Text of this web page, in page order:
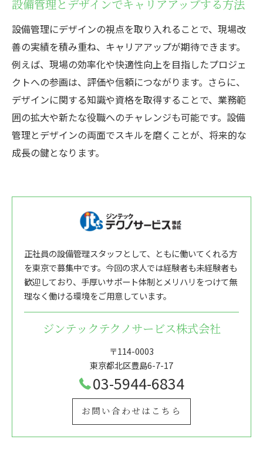
設備管理とデザインでキャリアアップする方法
設備管理にデザインの視点を取り入れることで、現場改
善の実績を積み重ね、キャリアアップが期待できます。
例えば、現場の効率化や快適性向上を目指したプロジェ
クトへの参画は、評価や信頼につながります。さらに、
デザインに関する知識や資格を取得することで、業務範
囲の拡大や新たな役職へのチャレンジも可能です。設備
管理とデザインの両面でスキルを磨くことが、将来的な
成長の鍵となります。
正社員の設備管理スタッフとして、ともに働いてくれる方
を東京で募集中です。今回の求人では経験者も未経験者も
歓迎しており、手厚いサポート体制とメリハリをつけて無
理なく働ける環境をご用意しています。
ジンテックテクノサービス株式会社
〒114-0003
東京都北区豊島6-7-17
03-5944-6834
お問い合わせはこちら